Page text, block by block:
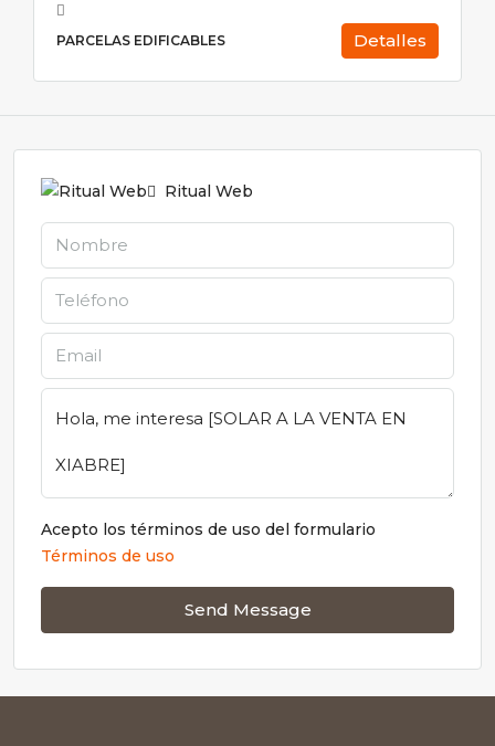
PARCELAS EDIFICABLES Detalles
Ritual Web
Acepto los términos de uso del formulario
Términos de uso
Send Message